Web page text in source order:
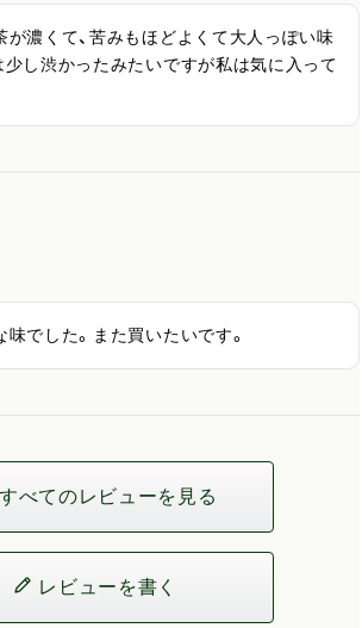
濃くて、苦みもほどよくて大人っぽい味
少し渋かったみたいですが私は気に入って
でした。また買いたいです。
すべてのレビューを見る
レビューを書く